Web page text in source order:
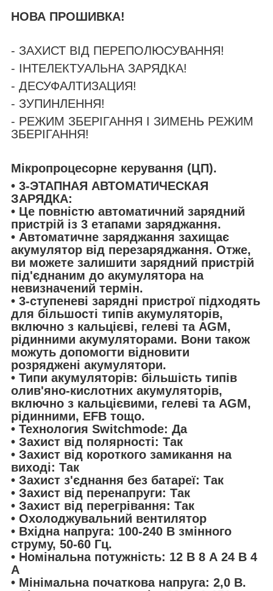
НОВА ПРОШИВКА!
- ЗАХИСТ ВІД ПЕРЕПОЛЮСУВАННЯ!
- ІНТЕЛЕКТУАЛЬНА ЗАРЯДКА!
- ДЕСУФАЛТИЗАЦИЯ!
- ЗУПИНЛЕННЯ!
- РЕЖИМ ЗБЕРІГАННЯ І ЗИМЕНЬ РЕЖИМ
ЗБЕРІГАННЯ!
Мікропроцесорне керування (ЦП).
• 3-ЭТАПНАЯ АВТОМАТИЧЕСКАЯ
ЗАРЯДКА:
• Це повністю автоматичний зарядний
пристрій із 3 етапами заряджання.
• Автоматичне заряджання захищає
акумулятор від перезаряджання. Отже,
ви можете залишити зарядний пристрій
під'єднаним до акумулятора на
невизначений термін.
• 3-ступеневі зарядні пристрої підходять
для більшості типів акумуляторів,
включно з кальцієві, гелеві та AGM,
рідинними акумуляторами. Вони також
можуть допомогти відновити
розряджені акумулятори.
• Типи акумуляторів: більшість типів
олив'яно-кислотних акумуляторів,
включно з кальцієвими, гелеві та AGM,
рідинними, EFB тощо.
• Технология Switchmode: Да
• Захист від полярності: Так
• Захист від короткого замикання на
виході: Так
• Захист з'єднання без батареї: Так
• Захист від перенапруги: Так
• Захист від перегрівання: Так
• Охолоджувальний вентилятор
• Вхідна напруга: 100-240 В змінного
струму, 50-60 Гц.
• Номінальна потужність: 12 В 8 А 24 В 4
А
• Мінімальна початкова напруга: 2,0 В.